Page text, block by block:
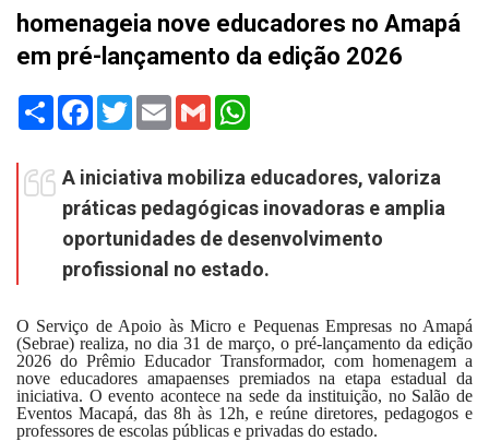
homenageia nove educadores no Amapá
em pré-lançamento da edição 2026
Share Facebook
TwitterEmail Gmail
A iniciativa mobiliza educadores, valoriza
práticas pedagógicas inovadoras e amplia
oportunidades de desenvolvimento
profissional no estado.
O Serviço de Apoio às Micro e Pequenas Empresas no Amapá
(Sebrae) realiza, no dia 31 de março, o pré-lançamento da edição
2026 do Prêmio Educador Transformador, com homenagem a
nove educadores amapaenses premiados na etapa estadual da
iniciativa. O evento acontece na sede da instituição, no Salão de
Eventos Macapá, das 8h às 12h, e reúne diretores, pedagogos e
professores de escolas públicas e privadas do estado.